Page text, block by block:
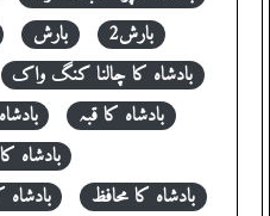
بارش
بارش2
بادشاہ کا چالنا کنگ واک
بادشاہ کا قبہ
بادشاہ
بادشاہ بادشاہ کا محافظ